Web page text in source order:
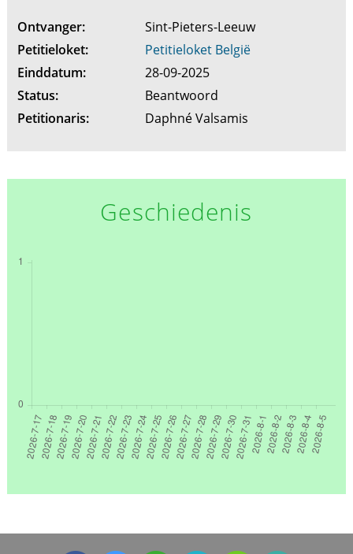
Ontvanger:
Sint-Pieters-Leeuw
Petitieloket:
Petitieloket België
Einddatum:
28-09-2025
Status:
Beantwoord
Petitionaris:
Daphné Valsamis
Geschiedenis